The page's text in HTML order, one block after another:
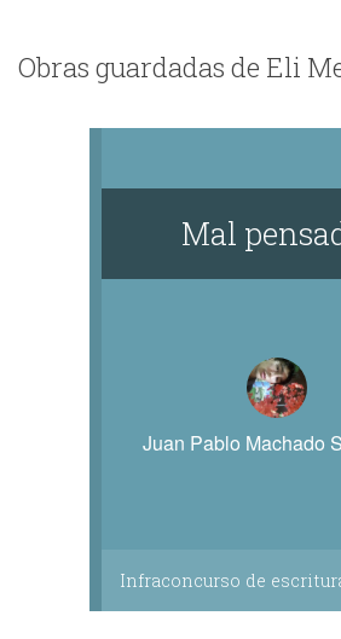
Obras guardadas de Eli
Mal
Juan Pablo Machado
Infraconcurso de